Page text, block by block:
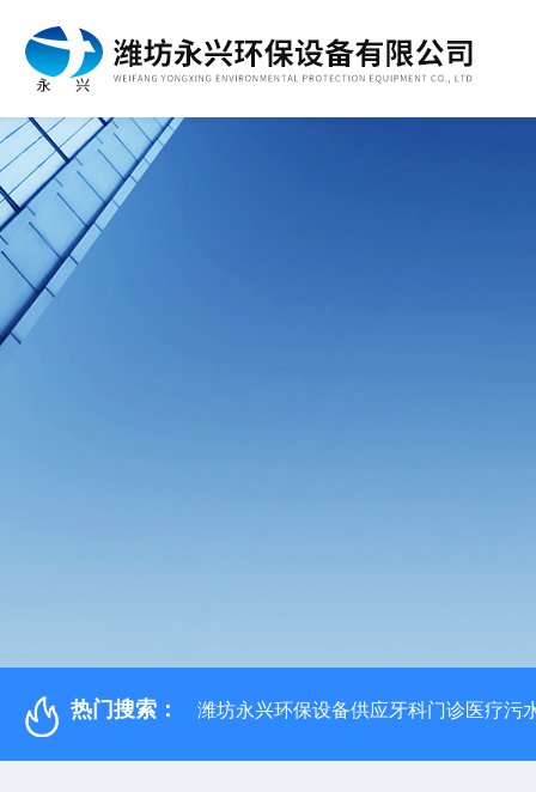
热门搜索： 潍坊永兴环保设备供应牙科门诊医疗污